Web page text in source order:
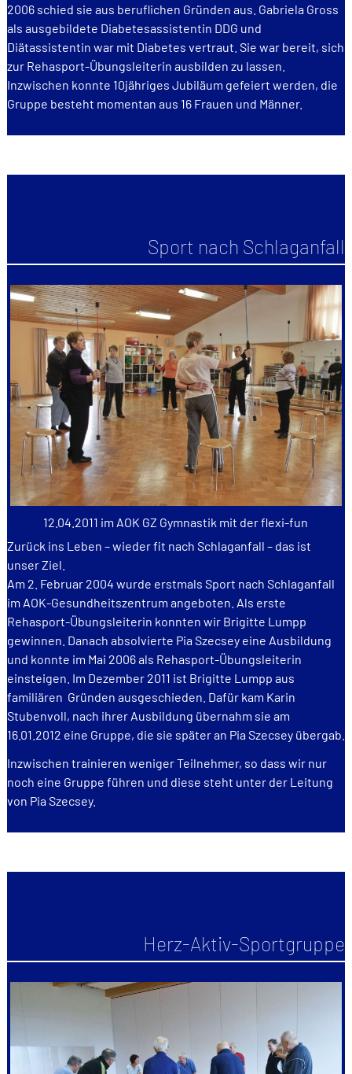
2006 schied sie aus beruflichen Gründen aus. Gabriela Gross
als ausgebildete Diabetesassistentin DDG und
Diätassistentin war mit Diabetes vertraut. Sie war bereit, sich
zur Rehasport-Übungsleiterin ausbilden zu lassen.
Inzwischen konnte 10jähriges Jubiläum gefeiert werden, die
Gruppe besteht momentan aus 16 Frauen und Männer.
Sport nach Schlaganfall
12.04.2011 im AOK GZ Gymnastik mit der flexi-fun
Zurück ins Leben – wieder fit nach Schlaganfall – das ist
unser Ziel.
Am 2. Februar 2004 wurde erstmals Sport nach Schlaganfall
im AOK-Gesundheitszentrum angeboten. Als erste
Rehasport-Übungsleiterin konnten wir Brigitte Lumpp
gewinnen. Danach absolvierte Pia Szecsey eine Ausbildung
und konnte im Mai 2006 als Rehasport-Übungsleiterin
einsteigen. Im Dezember 2011 ist Brigitte Lumpp aus
familiären Gründen ausgeschieden. Dafür kam Karin
Stubenvoll, nach ihrer Ausbildung übernahm sie am
16.01.2012 eine Gruppe, die sie später an Pia Szecsey übergab.
Inzwischen trainieren weniger Teilnehmer, so dass wir nur
noch eine Gruppe führen und diese steht unter der Leitung
von Pia Szecsey.
Herz-Aktiv-Sportgruppe